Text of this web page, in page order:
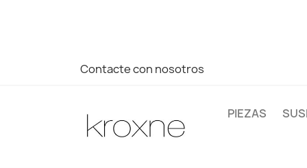
Contacte con nosotros
PIEZAS